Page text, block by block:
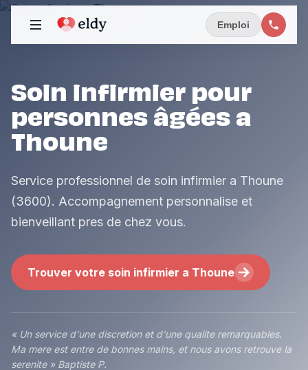
Emploi
Soin infirmier pour
personnes âgées a
Thoune
Service professionnel de soin infirmier a Thoune
(3600). Accompagnement personnalise et
bienveillant pres de chez vous.
Trouver votre soin infirmier a Thoune
« Un service d'une discretion et d'une qualite remarquables.
Ma mere est entre de bonnes mains, et nous avons retrouve la
serenite » Baptiste P.